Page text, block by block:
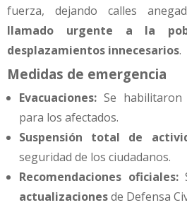
fuerza, dejando calles
llamado urgente a la
desplazamientos innecesarios.
Medidas de emergencia
Evacuaciones: Se
para los afectados.
Suspensión total de
seguridad de los ciudadanos.
Recomendaciones oficiales:
actualizacionesde Defensa